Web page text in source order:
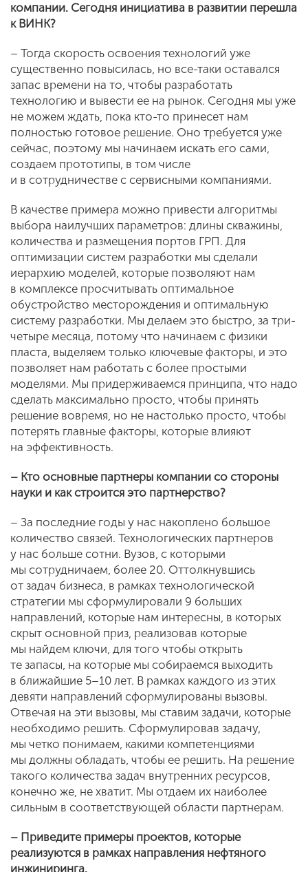
компании. Сегодня инициатива в развитии перешла
к ВИНК?
– Тогда скорость освоения технологий уже
существенно повысилась, но все-таки оставался
запас времени на то, чтобы разработать
технологию и вывести ее на рынок. Сегодня мы уже
не можем ждать, пока кто-то принесет нам
полностью готовое решение. Оно требуется уже
сейчас, поэтому мы начинаем искать его сами,
создаем прототипы, в том числе
и в сотрудничестве с сервисными компаниями.
В качестве примера можно привести алгоритмы
выбора наилучших параметров: длины скважины,
количества и размещения портов ГРП. Для
оптимизации систем разработки мы сделали
иерархию моделей, которые позволяют нам
в комплексе просчитывать оптимальное
обустройство месторождения и оптимальную
систему разработки. Мы делаем это быстро, за три-
четыре месяца, потому что начинаем с физики
пласта, выделяем только ключевые факторы, и это
позволяет нам работать с более простыми
моделями. Мы придерживаемся принципа, что надо
сделать максимально просто, чтобы принять
решение вовремя, но не настолько просто, чтобы
потерять главные факторы, которые влияют
на эффективность.
– Кто основные партнеры компании со стороны
науки и как строится это партнерство?
– За последние годы у нас накоплено большое
количество связей. Технологических партнеров
у нас больше сотни. Вузов, с которыми
мы сотрудничаем, более 20. Оттолкнувшись
от задач бизнеса, в рамках технологической
стратегии мы сформулировали 9 больших
направлений, которые нам интересны, в которых
скрыт основной приз, реализовав которые
мы найдем ключи, для того чтобы открыть
те запасы, на которые мы собираемся выходить
в ближайшие 5–10 лет. В рамках каждого из этих
девяти направлений сформулированы вызовы.
Отвечая на эти вызовы, мы ставим задачи, которые
необходимо решить. Сформулировав задачу,
мы четко понимаем, какими компетенциями
мы должны обладать, чтобы ее решить. На решение
такого количества задач внутренних ресурсов,
конечно же, не хватит. Мы отдаем их наиболее
сильным в соответствующей области партнерам.
– Приведите примеры проектов, которые
реализуются в рамках направления нефтяного
инжиниринга.